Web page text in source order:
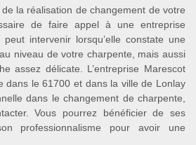
la réalisation de changement de votre
de faire appel à une entreprise
peut intervenir lorsqu’elle constate une
niveau de votre charpente, mais aussi
assez délicate. L’entreprise Marescot
dans le 61700 et dans la ville de Lonlay
dans le changement de charpente,
Vous pourrez bénéficier de ses
professionnalisme pour avoir une